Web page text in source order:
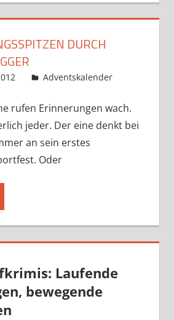
DURCH
Markus
Adventskalender
rufen Erinnerungen wach.
jeder. Der eine denkt bei
an sein erstes
Oder
Laufende
bewegende